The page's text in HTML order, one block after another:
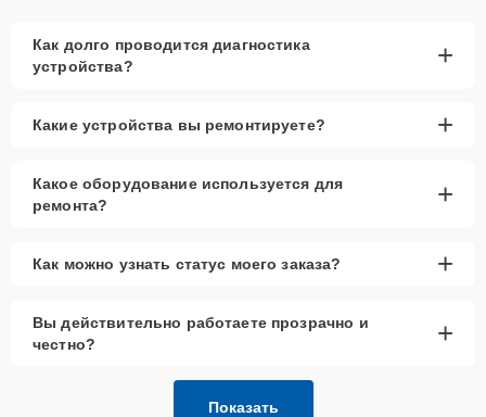
Как долго проводится диагностика
устройства?
+
Какие устройства вы ремонтируете? +
Какое оборудование используется для
ремонта?
+
Как можно узнать статус моего заказа? +
Вы действительно работаете прозрачно и
честно?
+
Показать